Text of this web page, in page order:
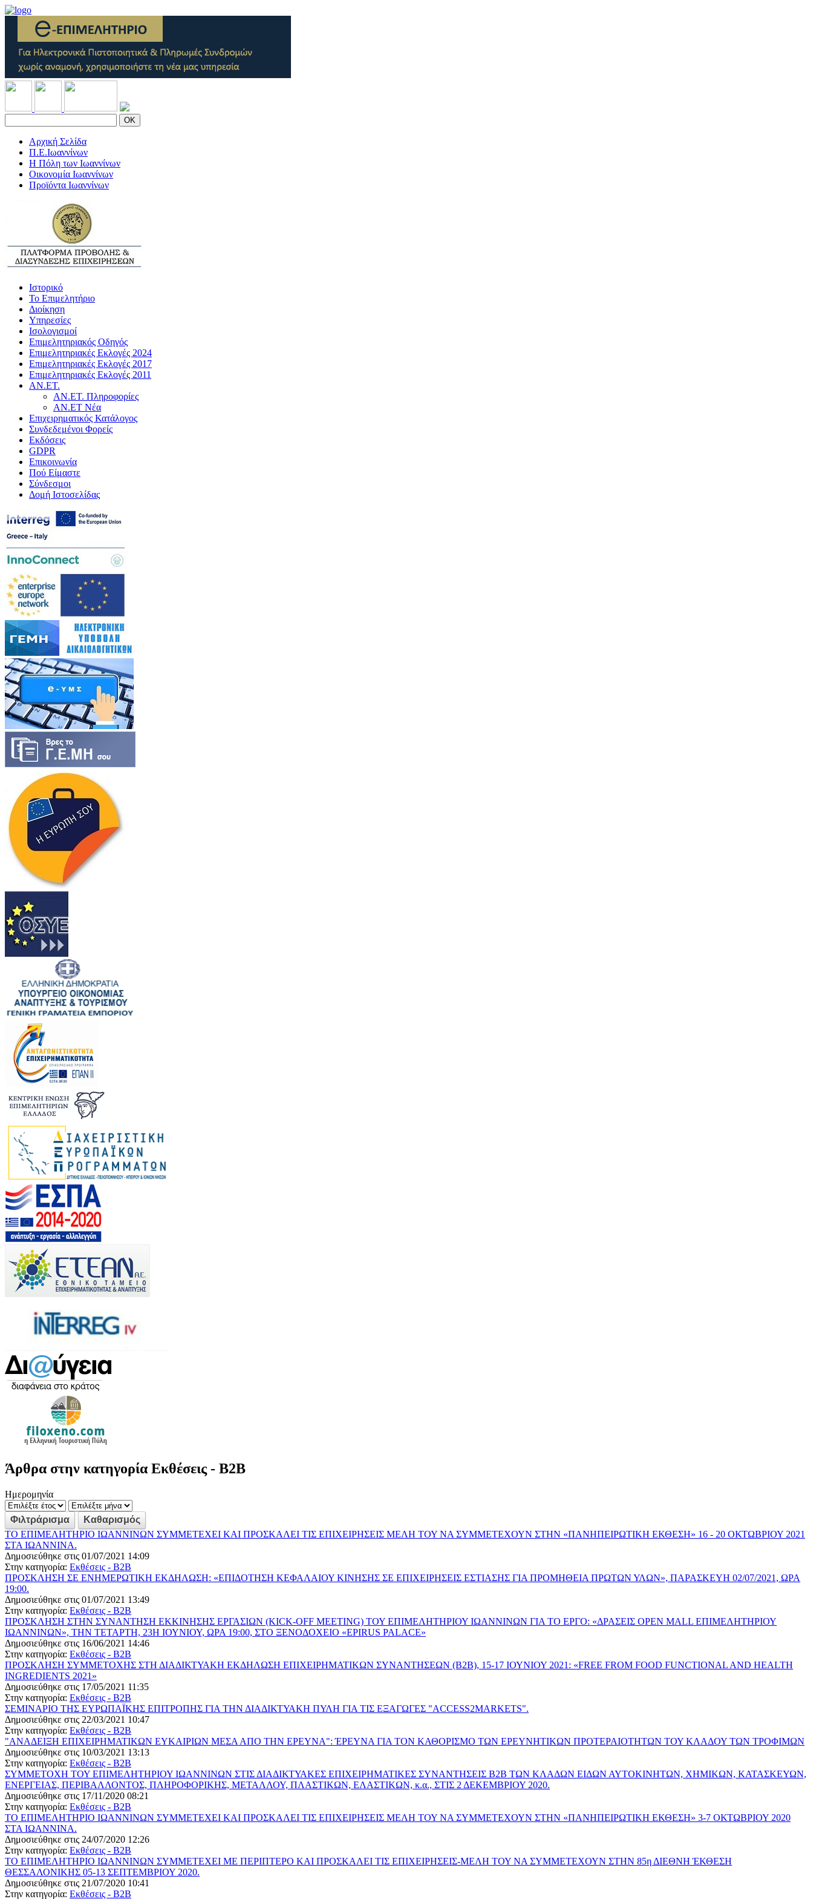
OK
Αρχική Σελίδα
Π.Ε.Ιωαννίνων
Η Πόλη των Ιωαννίνων
Οικονομία Ιωαννίνων
Προϊόντα Ιωαννίνων
Ιστορικό
Το Επιμελητήριο
Διοίκηση
Υπηρεσίες
Ισολογισμοί
Επιμελητηριακός Οδηγός
Επιμελητηριακές Εκλογές 2024
Επιμελητηριακές Εκλογές 2017
Επιμελητηριακές Εκλογές 2011
ΑΝ.ΕΤ.
ΑΝ.ΕΤ. Πληροφορίες
ΑΝ.ΕΤ Νέα
Επιχειρηματικός Κατάλογος
Συνδεδεμένοι Φορείς
Εκδόσεις
GDPR
Επικοινωνία
Πού Είμαστε
Σύνδεσμοι
Δομή Ιστοσελίδας
Άρθρα στην κατηγορία Εκθέσεις - B2B
Ημερομηνία
ΤΟ ΕΠΙΜΕΛΗΤΗΡΙΟ ΙΩΑΝΝΙΝΩΝ ΣΥΜΜΕΤΕΧΕΙ ΚΑΙ ΠΡΟΣΚΑΛΕΙ ΤΙΣ ΕΠΙΧΕΙΡΗΣΕΙΣ ΜΕΛΗ ΤΟΥ ΝΑ ΣΥΜΜΕΤΕΧΟΥΝ ΣΤΗΝ «ΠΑΝΗΠΕΙΡΩΤΙΚΗ ΕΚΘΕΣΗ» 16 - 20 ΟΚΤΩΒΡΙΟΥ 2021
ΣΤΑ ΙΩΑΝΝΙΝΑ.
Δημοσιεύθηκε στις 01/07/2021 14:09
Στην κατηγορία: Εκθέσεις - B2B
ΠΡΟΣΚΛΗΣΗ ΣΕ ΕΝΗΜΕΡΩΤΙΚΗ ΕΚΔΗΛΩΣΗ: «ΕΠΙΔΟΤΗΣΗ ΚΕΦΑΛΑΙΟΥ ΚΙΝΗΣΗΣ ΣΕ ΕΠΙΧΕΙΡΗΣΕΙΣ ΕΣΤΙΑΣΗΣ ΓΙΑ ΠΡΟΜΗΘΕΙΑ ΠΡΩΤΩΝ ΥΛΩΝ», ΠΑΡΑΣΚΕΥΗ 02/07/2021, ΩΡΑ
19:00.
Δημοσιεύθηκε στις 01/07/2021 13:49
Στην κατηγορία: Εκθέσεις - B2B
ΠΡΟΣΚΛΗΣΗ ΣΤΗΝ ΣΥΝΑΝΤΗΣΗ ΕΚΚΙΝΗΣΗΣ ΕΡΓΑΣΙΩΝ (KICK-OFF MEETING) ΤΟΥ ΕΠΙΜΕΛΗΤΗΡΙΟΥ ΙΩΑΝΝΙΝΩΝ ΓΙΑ ΤΟ ΕΡΓΟ: «ΔΡΑΣΕΙΣ OPEN MALL ΕΠΙΜΕΛΗΤΗΡΙΟΥ
ΙΩΑΝΝΙΝΩΝ», ΤΗΝ ΤΕΤΑΡΤΗ, 23Η ΙΟΥΝΙΟΥ, ΩΡΑ 19:00, ΣΤΟ ΞΕΝΟΔΟΧΕΙΟ «EPIRUS PALACE»
Δημοσιεύθηκε στις 16/06/2021 14:46
Στην κατηγορία: Εκθέσεις - B2B
ΠΡΟΣΚΛΗΣΗ ΣΥΜΜΕΤΟΧΗΣ ΣΤΗ ΔΙΑΔΙΚΤΥΑΚΗ ΕΚΔΗΛΩΣΗ ΕΠΙΧΕΙΡΗΜΑΤΙΚΩΝ ΣΥΝΑΝΤΗΣΕΩΝ (B2B), 15-17 ΙΟΥΝΙΟΥ 2021: «FREE FROM FOOD FUNCTIONAL AND HEALTH
INGREDIENTS 2021»
Δημοσιεύθηκε στις 17/05/2021 11:35
Στην κατηγορία: Εκθέσεις - B2B
ΣΕΜΙΝΑΡΙΟ ΤΗΣ ΕΥΡΩΠΑΪΚΗΣ ΕΠΙΤΡΟΠΗΣ ΓΙΑ ΤΗΝ ΔΙΑΔΙΚΤΥΑΚΗ ΠΥΛΗ ΓΙΑ ΤΙΣ ΕΞΑΓΩΓΕΣ "ACCESS2MARKETS".
Δημοσιεύθηκε στις 22/03/2021 10:47
Στην κατηγορία: Εκθέσεις - B2B
"ΑΝΑΔΕΙΞΗ ΕΠΙΧΕΙΡΗΜΑΤΙΚΩΝ ΕΥΚΑΙΡΙΩΝ ΜΕΣΑ ΑΠΟ ΤΗΝ ΕΡΕΥΝΑ": ΈΡΕΥΝΑ ΓΙΑ ΤΟΝ ΚΑΘΟΡΙΣΜΟ ΤΩΝ ΕΡΕΥΝΗΤΙΚΩΝ ΠΡΟΤΕΡΑΙΟΤΗΤΩΝ ΤΟΥ ΚΛΑΔΟΥ ΤΩΝ ΤΡΟΦΙΜΩΝ
Δημοσιεύθηκε στις 10/03/2021 13:13
Στην κατηγορία: Εκθέσεις - B2B
ΣΥΜΜΕΤΟΧΗ ΤΟΥ ΕΠΙΜΕΛΗΤΗΡΙΟΥ ΙΩΑΝΝΙΝΩΝ ΣΤΙΣ ΔΙΑΔΙΚΤΥΑΚΕΣ ΕΠΙΧΕΙΡΗΜΑΤΙΚΕΣ ΣΥΝΑΝΤΗΣΕΙΣ Β2Β ΤΩΝ ΚΛΑΔΩΝ ΕΙΔΩΝ ΑΥΤΟΚΙΝΗΤΩΝ, ΧΗΜΙΚΩΝ, ΚΑΤΑΣΚΕΥΩΝ,
ΕΝΕΡΓΕΙΑΣ, ΠΕΡΙΒΑΛΛΟΝΤΟΣ, ΠΛΗΡΟΦΟΡΙΚΗΣ, ΜΕΤΑΛΛΟΥ, ΠΛΑΣΤΙΚΩΝ, ΕΛΑΣΤΙΚΩΝ, κ.α., ΣΤΙΣ 2 ΔΕΚΕΜΒΡΙΟΥ 2020.
Δημοσιεύθηκε στις 17/11/2020 08:21
Στην κατηγορία: Εκθέσεις - B2B
ΤΟ ΕΠΙΜΕΛΗΤΗΡΙΟ ΙΩΑΝΝΙΝΩΝ ΣΥΜΜΕΤΕΧΕΙ ΚΑΙ ΠΡΟΣΚΑΛΕΙ ΤΙΣ ΕΠΙΧΕΙΡΗΣΕΙΣ ΜΕΛΗ ΤΟΥ ΝΑ ΣΥΜΜΕΤΕΧΟΥΝ ΣΤΗΝ «ΠΑΝΗΠΕΙΡΩΤΙΚΗ ΕΚΘΕΣΗ» 3-7 ΟΚΤΩΒΡΙΟΥ 2020
ΣΤΑ ΙΩΑΝΝΙΝΑ.
Δημοσιεύθηκε στις 24/07/2020 12:26
Στην κατηγορία: Εκθέσεις - B2B
ΤΟ ΕΠΙΜΕΛΗΤΗΡΙΟ ΙΩΑΝΝΙΝΩΝ ΣΥΜΜΕΤΕΧΕΙ ΜΕ ΠΕΡΙΠΤΕΡΟ ΚΑΙ ΠΡΟΣΚΑΛΕΙ ΤΙΣ ΕΠΙΧΕΙΡΗΣΕΙΣ-ΜΕΛΗ ΤΟΥ ΝΑ ΣΥΜΜΕΤΕΧΟΥΝ ΣΤΗΝ 85η ΔΙΕΘΝΗ ΈΚΘΕΣΗ
ΘΕΣΣΑΛΟΝΙΚΗΣ 05-13 ΣΕΠΤΕΜΒΡΙΟΥ 2020.
Δημοσιεύθηκε στις 21/07/2020 10:41
Στην κατηγορία: Εκθέσεις - B2B